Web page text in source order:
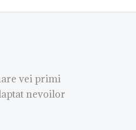
vei primi
nevoilor